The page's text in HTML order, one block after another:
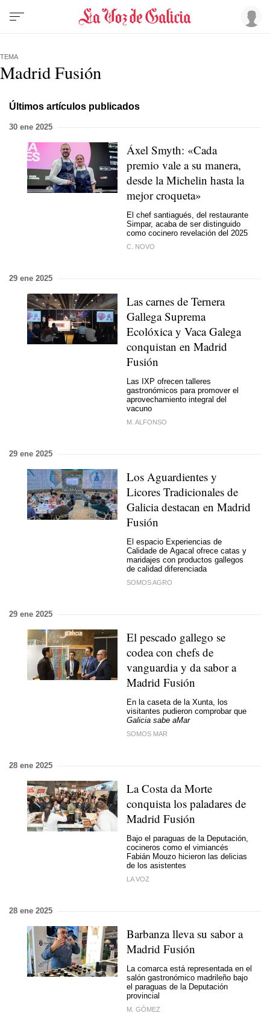
TEMA
Madrid Fusión
Últimos artículos publicados
30 ene 2025
Áxel Smyth: «Cada
premio vale a su manera,
desde la Michelin hasta la
mejor croqueta»
El chef santiagués, del restaurante
Simpar, acaba de ser distinguido
como cocinero revelación del 2025
C. NOVO
29 ene 2025
Las carnes de Ternera
Gallega Suprema
Ecolóxica y Vaca Galega
conquistan en Madrid
Fusión
Las IXP ofrecen talleres
gastronómicos para promover el
aprovechamiento integral del
vacuno
M. ALFONSO
29 ene 2025
Los Aguardientes y
Licores Tradicionales de
Galicia destacan en Madrid
Fusión
El espacio Experiencias de
Calidade de Agacal ofrece catas y
maridajes con productos gallegos
de calidad diferenciada
SOMOS AGRO
29 ene 2025
El pescado gallego se
codea con chefs de
vanguardia y da sabor a
Madrid Fusión
En la caseta de la Xunta, los
visitantes pudieron comprobar que
Galicia sabe aMar
SOMOS MAR
28 ene 2025
La Costa da Morte
conquista los paladares de
Madrid Fusión
Bajo el paraguas de la Deputación,
cocineros como el vimiancés
Fabián Mouzo hicieron las delicias
de los asistentes
LA VOZ
28 ene 2025
Barbanza lleva su sabor a
Madrid Fusión
La comarca está representada en el
salón gastronómico madrileño bajo
el paraguas de la Deputación
provincial
M. GÓMEZ